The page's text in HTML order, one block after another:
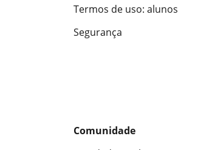
Termos de uso: alunos
Segurança
Comunidade